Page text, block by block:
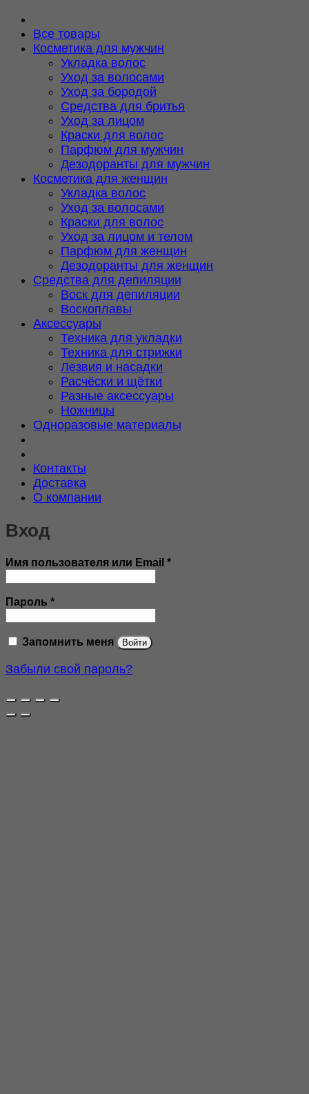
Все товары
Косметика для мужчин
Укладка волос
Уход за волосами
Уход за бородой
Средства для бритья
Уход за лицом
Краски для волос
Парфюм для мужчин
Дезодоранты для мужчин
Косметика для женщин
Укладка волос
Уход за волосами
Краски для волос
Уход за лицом и телом
Парфюм для женщин
Дезодоранты для женщин
Средства для депиляции
Воск для депиляции
Воскоплавы
Аксессуары
Техника для укладки
Техника для стрижки
Лезвия и насадки
Расчёски и щётки
Разные аксессуары
Ножницы
Одноразовые материалы
Контакты
Доставка
О компании
Вход
Имя пользователя или Email *Обязательно
Пароль *Обязательно
Запомнить меня Войти
Забыли свой пароль?